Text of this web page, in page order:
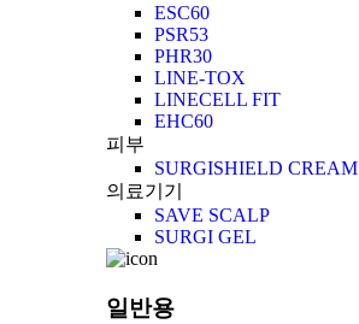
ESC60
PSR53
PHR30
LINE-TOX
LINECELL FIT
EHC60
피부
SURGISHIELD CREAM
의료기기
SAVE SCALP
SURGI GEL
일반용